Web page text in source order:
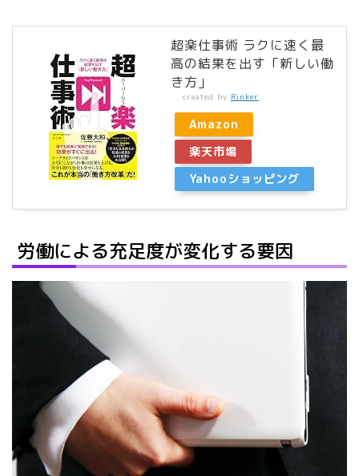
超楽仕事術 ラクに速く最
高の結果を出す「新しい働
き方」
created by Rinker
Amazon
楽天市場
Yahooショッピング
労働による充足度が変化する要因